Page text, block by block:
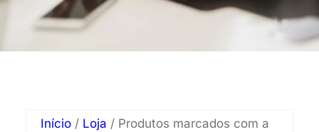
Início / Loja / Produtos marcados com a